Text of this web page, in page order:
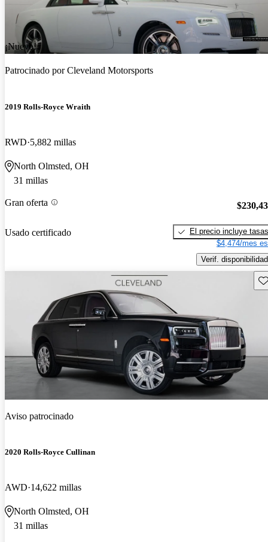
¡Nuevo!
Patrocinado porCleveland Motorsports
2019 Rolls-Royce Wraith
RWD 5,882 millas
North Olmsted, OH
31 millas
Gran oferta
Usado certificado
El precio incluye tasas
$4,474/mes
Verif. disponibilidad
Aviso patrocinado
2020 Rolls-Royce Cullinan
AWD 14,622 millas
North Olmsted, OH
31 millas